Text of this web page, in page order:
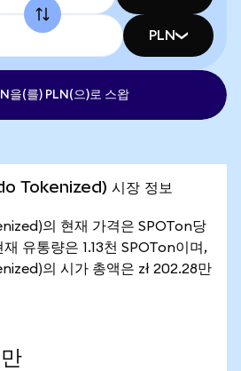
PLN
을(를) PLN(으)로 스왑
Tokenized) 시장 정보
의 현재 가격은 SPOTon당
유통량은 1.13천 SPOTon이며,
의 시가 총액은 zł 202.28만